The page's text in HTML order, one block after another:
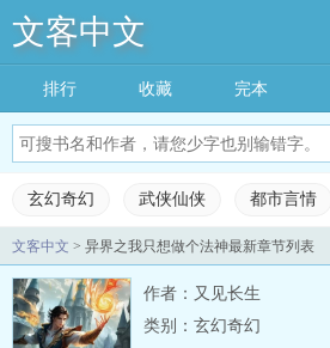
文客中文
排行 收藏 完本
玄幻奇幻 武侠仙侠 都市言情
玄幻奇幻 武侠仙侠 都
科幻灵异 网游竞技
文客中文 > 异界之我只想做个法神最新章节列表
作者：又见长生
类别：玄幻奇幻